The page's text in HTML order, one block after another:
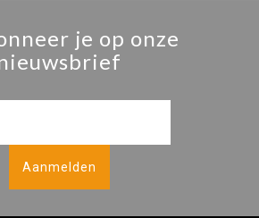
je op onze
Aanmelden